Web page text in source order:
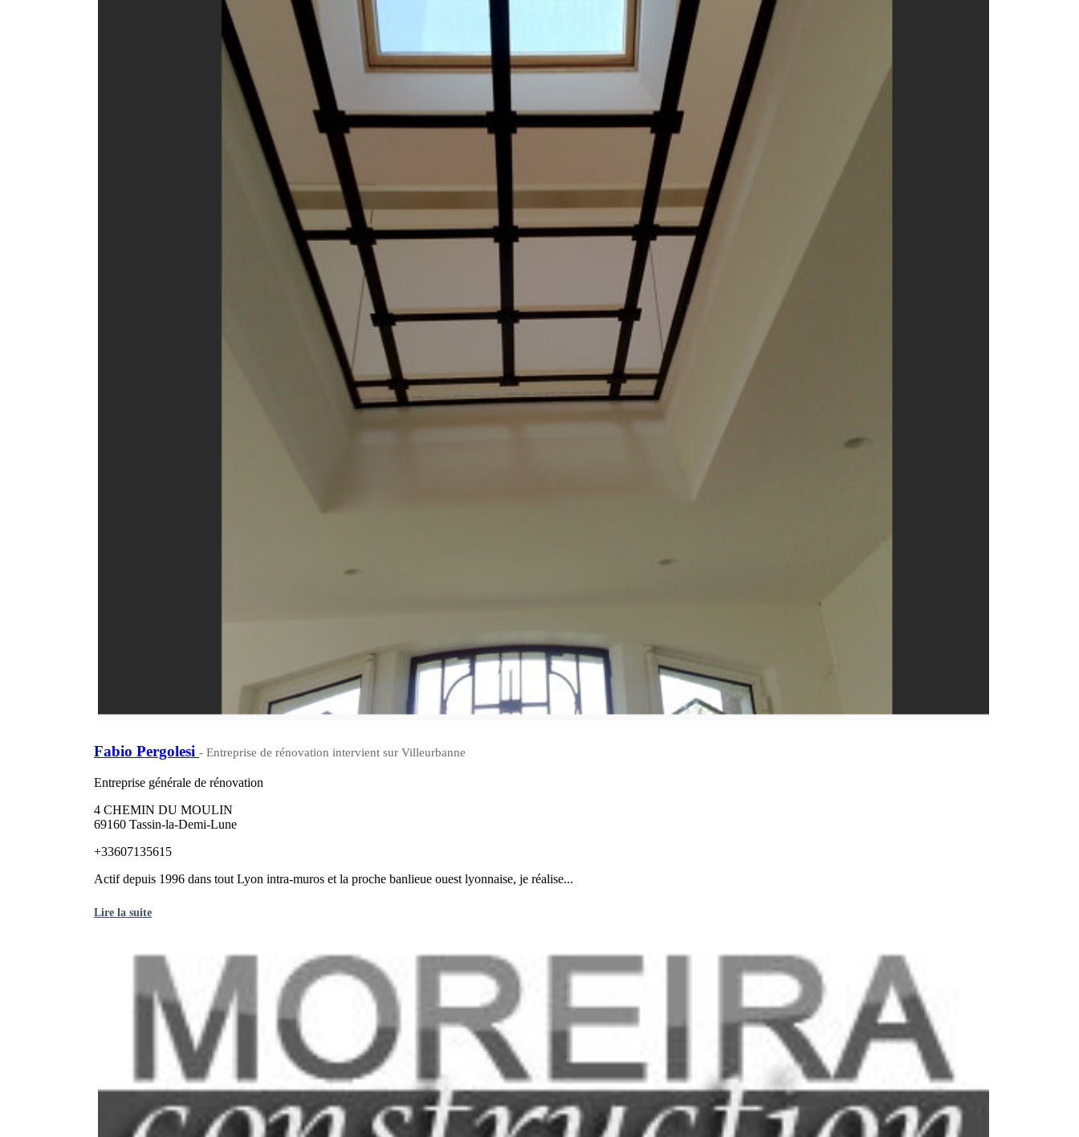
Fabio Pergolesi - Entreprise de rénovation intervient sur Villeurbanne
Entreprise générale de rénovation
4 CHEMIN DU MOULIN
69160 Tassin-la-Demi-Lune
+33607135615
Actif depuis 1996 dans tout Lyon intra-muros et la proche banlieue ouest lyonnaise, je réalise...
Lire la suite